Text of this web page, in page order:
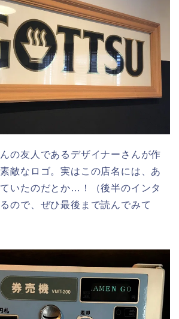
の友人であるデザイナーさんが作
敵なロゴ。実はこの店名には、あ
いたのだとか…！（後半のインタ
ので、ぜひ最後まで読んでみて